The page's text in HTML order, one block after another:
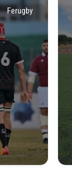
Ferugby